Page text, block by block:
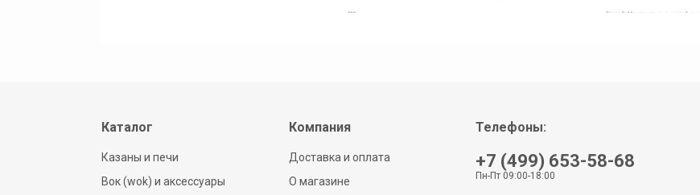
Каталог
Казаны и печи
Вок (wok) и аксессуары
Компания
Доставка и оплата
О магазине
Телефоны:
+7 (499) 653-58-68
Пн-Пт 09:00-18:00